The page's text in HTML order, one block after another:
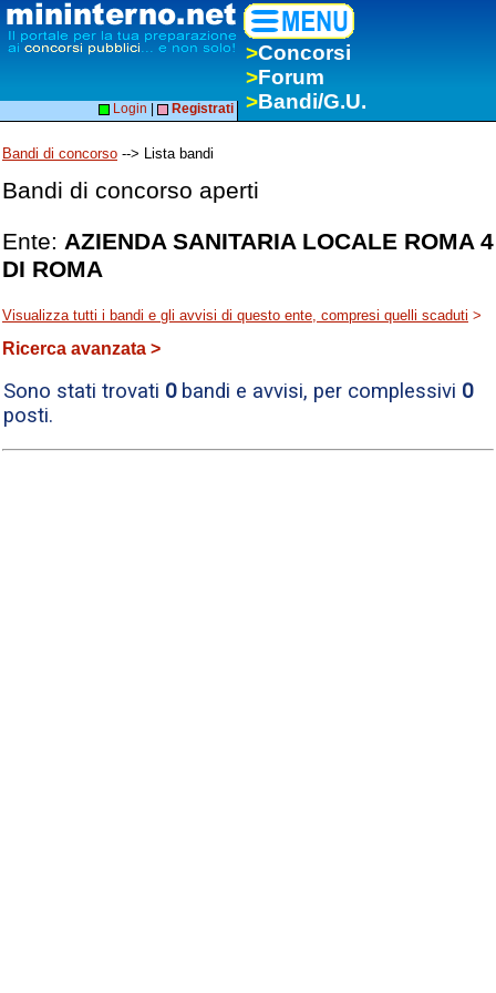
>Concorsi
>Forum
>Bandi/G.U.
Login Registrati
Bandi di concorso --> Lista bandi
Bandi di concorso aperti
Ente: AZIENDA SANITARIA LOCALE ROMA 4
DI ROMA
Visualizza tutti i bandi e gli avvisi di questo ente, compresi quelli scaduti >
Ricerca avanzata >
Sono stati trovati 0bandi e avvisi, per complessivi 0
posti.